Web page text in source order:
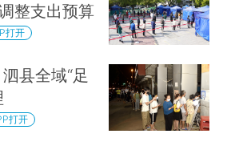
整支出预算
打开
县全域“足
打开